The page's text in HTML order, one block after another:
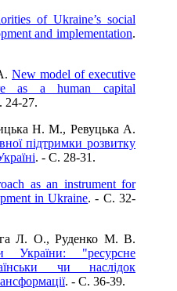
of Ukraine’s social
and implementation.
New model of executive
as a human capital
24-27.
Н. М., Ревуцька А.
підтримки розвитку
. - C. 28-31.
as an instrument for
in Ukraine. - C. 32-
Л. О., Руденко М. В.
України: "ресурсне
чи наслідок
. - C. 36-39.